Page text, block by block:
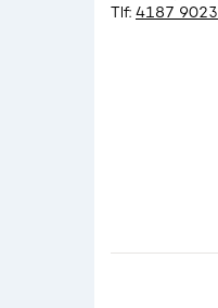
Tlf: 4187 9023